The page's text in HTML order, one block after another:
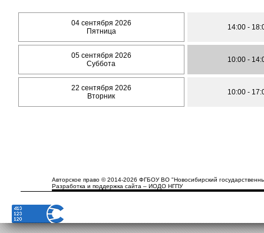
04 сентября 2026
Пятница
14:00 -
05 сентября 2026
Суббота
10:00 -
22 сентября 2026
Вторник
10:00 -
Авторское право © 2014-2026 ФГБОУ ВО "Новосибирский
Разработка и поддержка сайта – ИОДО НГПУ